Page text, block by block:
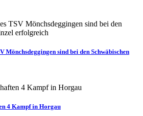
Mönchsdeggingen sind bei den Schwäbischen
4 Kampf in Horgau